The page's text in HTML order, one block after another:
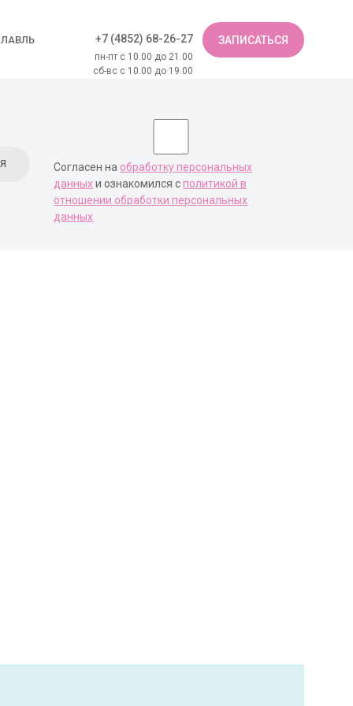
+7 (4852) 68-26-27
пн-пт с 10.00 до 21.00
сб-вс с 10.00 до 19.00
ЗАПИСАТЬСЯ
Согласен на обработку персональных
данныхи ознакомился сполитикой в
отношении обработки персональных
данных